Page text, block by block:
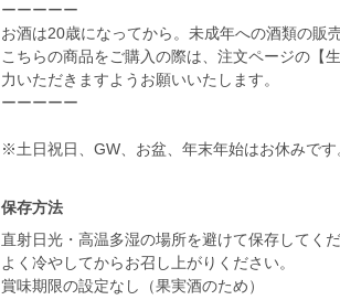
ーーーーー
お酒は20歳になってから。未成年への酒類の販
こちらの商品をご購入の際は、注文ページの【
力いただきますようお願いいたします。
ーーーーー
※土日祝日、GW、お盆、年末年始はお休みです
保存方法
直射日光・高温多湿の場所を避けて保存してくだ
よく冷やしてからお召し上がりください。
賞味期限の設定なし（果実酒のため）